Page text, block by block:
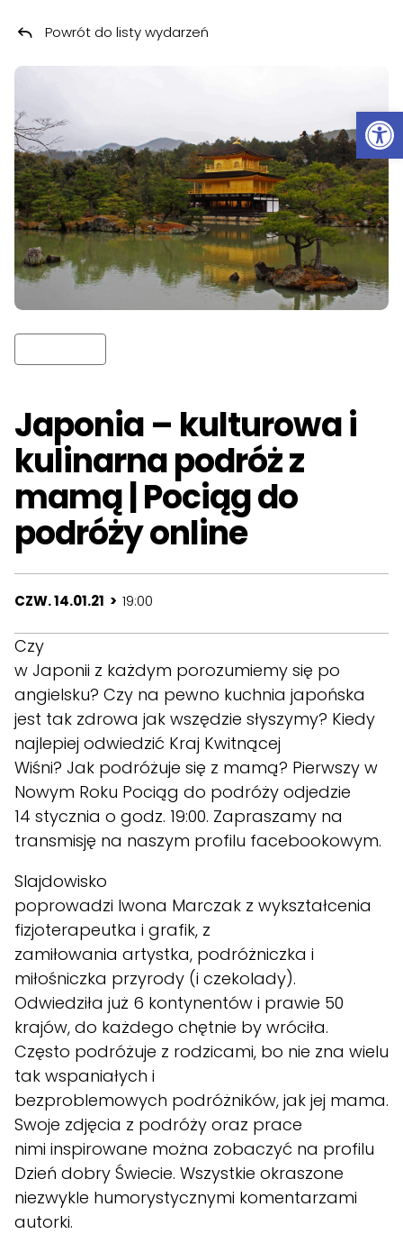
Przeskocz do treści
Japonia – kulturowa i
kulinarna podróż z
mamą | Pociąg do
podróży online
CZW. 14.01.21 > 19:00
Powrót do listy wydarzeń
Czy
w Japonii z każdym porozumiemy się po
angielsku? Czy na pewno kuchnia japońska
jest tak zdrowa jak wszędzie słyszymy? Kiedy
najlepiej odwiedzić Kraj Kwitnącej
Wiśni? Jak podróżuje się z mamą? Pierwszy w
Nowym Roku Pociąg do podróży odjedzie
14 stycznia o godz. 19:00. Zapraszamy na
transmisję na naszym profilu facebookowym.
Slajdowisko
poprowadzi Iwona Marczak z wykształcenia
fizjoterapeutka i grafik, z
zamiłowania artystka, podróżniczka i
miłośniczka przyrody (i czekolady).
Odwiedziła już 6 kontynentów i prawie 50
krajów, do każdego chętnie by wróciła.
Często podróżuje z rodzicami, bo nie zna wielu
tak wspaniałych i
bezproblemowych podróżników, jak jej mama.
Swoje zdjęcia z podróży oraz prace
nimi inspirowane można zobaczyć na profilu
Dzień dobry Świecie. Wszystkie okraszone
niezwykle humorystycznymi komentarzami
autorki.